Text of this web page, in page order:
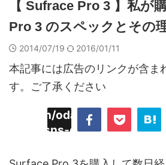
【 Sufrace Pro 3 】私が
Pro 3 のスペックとその
2014/07/19 2016/01/11
本記事には広告のリンクが含ま
す。ご了承ください
odaiji.com/
sns-count-cache/